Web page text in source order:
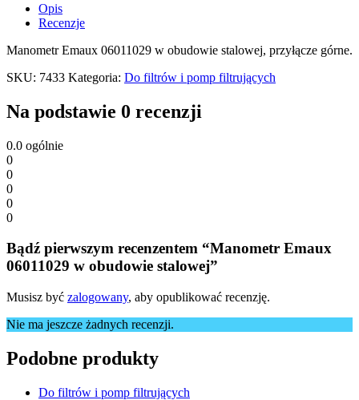
Opis
Recenzje
Manometr Emaux 06011029 w obudowie stalowej, przyłącze górne.
SKU: 7433 Kategoria: Do filtrów i pomp filtrujących
Na podstawie 0 recenzji
0.0 ogólnie
0
0
0
0
0
Bądź pierwszym recenzentem “Manometr Emaux
06011029 w obudowie stalowej”
Musisz być zalogowany, aby opublikować recenzję.
Nie ma jeszcze żadnych recenzji.
Podobne produkty
Do filtrów i pomp filtrujących